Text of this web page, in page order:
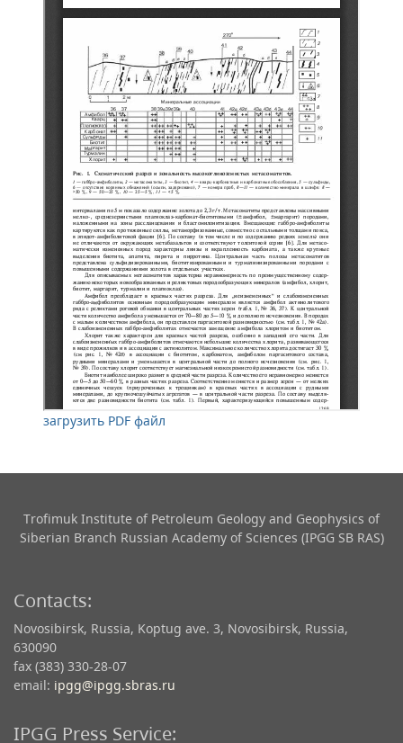
загрузить PDF файл
Trofimuk Institute of Petroleum Geology and Geophysics​ of
Siberian Branch Russian Academy of Sciences (IPGG SB RAS)
Contacts:
Novosibirsk, Russia, Koptug ave. 3, Novosibirsk, Russia,
630090
fax (383) 330-28-07
email: ipgg@ipgg.sbras.ru
IPGG Press Service: